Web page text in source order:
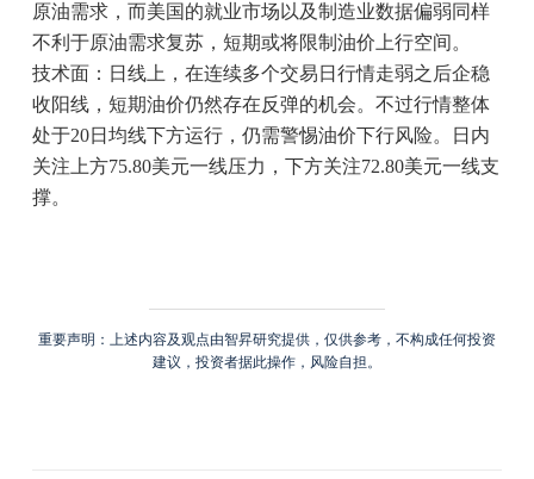
原油需求，而美国的就业市场以及制造业数据偏弱同样
不利于原油需求复苏，短期或将限制油价上行空间。
技术面：日线上，在连续多个交易日行情走弱之后企稳
收阳线，短期油价仍然存在反弹的机会。不过行情整体
处于20日均线下方运行，仍需警惕油价下行风险。日内
关注上方75.80美元一线压力，下方关注72.80美元一线支
撑。
重要声明：上述内容及观点由智昇研究提供，仅供参考，不构成任何投资
建议，投资者据此操作，风险自担。